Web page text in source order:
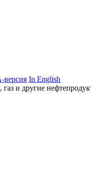
версия In English
и другие